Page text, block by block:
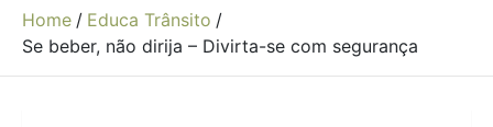
Home
Educa Trânsito
Se beber, não dirija – Divirta-se com segurança